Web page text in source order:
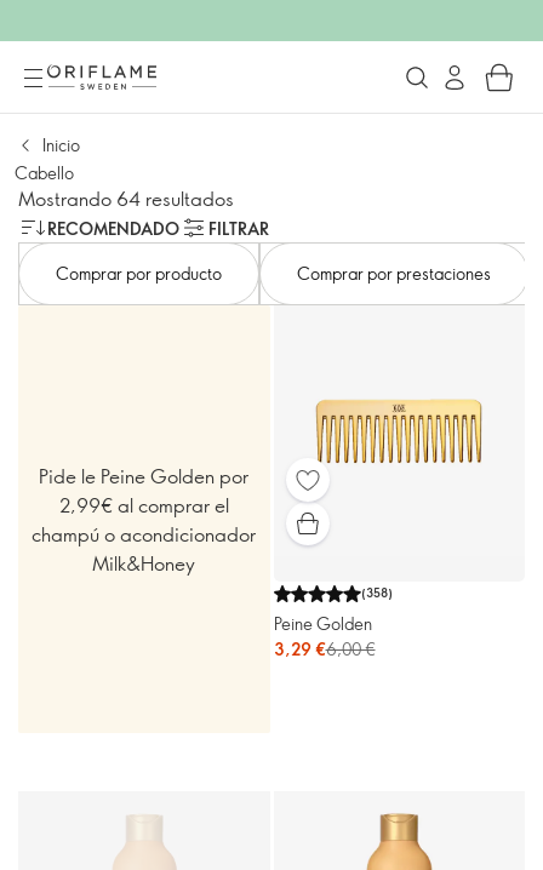
Inicio
Cabello
Mostrando 64 resultados
RECOMENDADO
FILTRAR
Comprar por producto
Comprar por prestaciones
Pide le Peine Golden por
2,99€ al comprar el
champú o acondicionador
Milk&Honey
(358)
Peine Golden
3,29 €6,00 €